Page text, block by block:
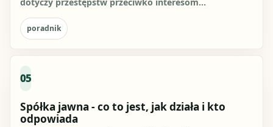
poradnik
05
Spółka jawna - co to jest, jak działa i kto
odpowiada